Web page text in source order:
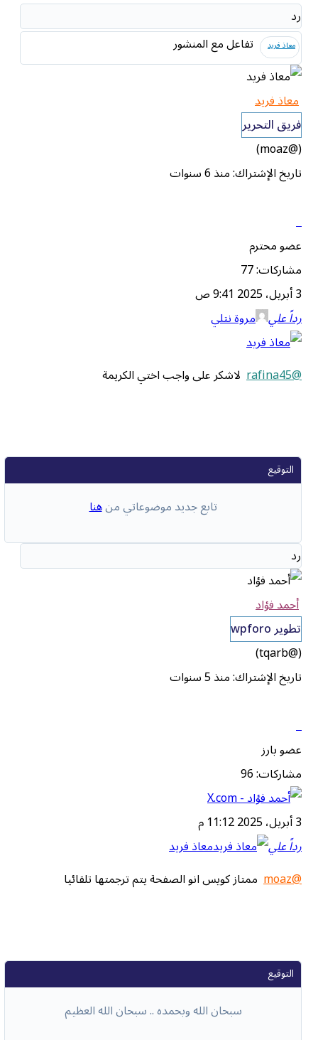
رد
معاذ فريد تفاعل مع المنشور
معاذ فريد
فريق التحرير
(@moaz)
تاريخ الإشتراك: منذ 6 سنوات
عضو محترم
مشاركات: 77
رداً علي مروة نتلي
@rafina45 لاشكر على واجب اختي الكريمة
تابع جديد موضوعاتي منهنا
رد
أحمد فؤاد
تطوير wpforo
(@tqarb)
تاريخ الإشتراك: منذ 5 سنوات
عضو بارز
مشاركات: 96
رداً علي
معاذ فريد
@moaz
ممتاز كويس انو الصفحة يتم ترجمتها تلقائيا
سبحان الله وبحمده .. سبحان الله العظيم